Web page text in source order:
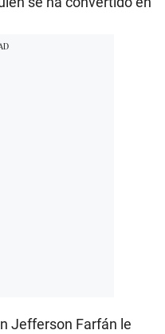
Jefferson Farfán le